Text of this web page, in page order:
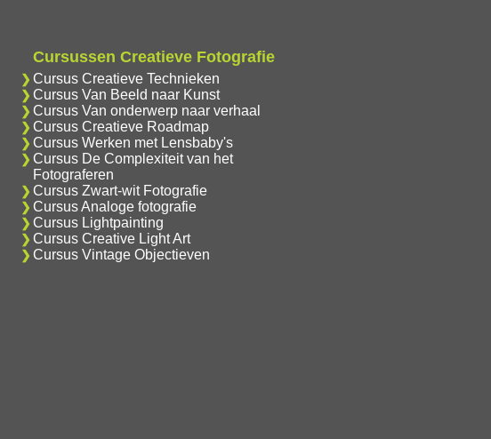
Cursussen Creatieve Fotografie
Cursus Creatieve Technieken
Cursus Van Beeld naar Kunst
Cursus Van onderwerp naar verhaal
Cursus Creatieve Roadmap
Cursus Werken met Lensbaby's
Cursus De Complexiteit van het
Fotograferen
Cursus Zwart-wit Fotografie
Cursus Analoge fotografie
Cursus Lightpainting
Cursus Creative Light Art
Cursus Vintage Objectieven